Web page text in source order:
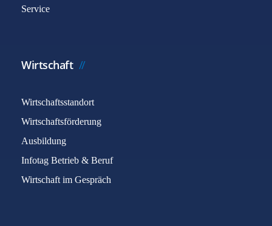
Service
Wirtschaft
Wirtschaftsstandort
Wirtschaftsförderung
Ausbildung
Infotag Betrieb & Beruf
Wirtschaft im Gespräch